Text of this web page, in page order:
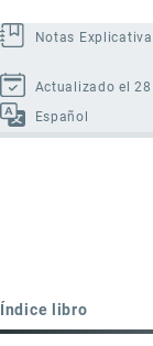
Notas
Actualizado el
Español
Índice libro